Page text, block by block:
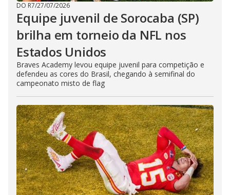
DO R7/27/07/2026
Equipe juvenil de Sorocaba (SP)
brilha em torneio da NFL nos
Estados Unidos
Braves Academy levou equipe juvenil para competição e
defendeu as cores do Brasil, chegando à semifinal do
campeonato misto de flag